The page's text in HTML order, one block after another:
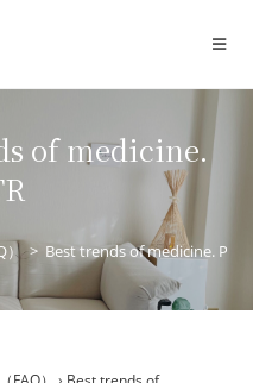
of medicine.
） > Best trends of medicine.